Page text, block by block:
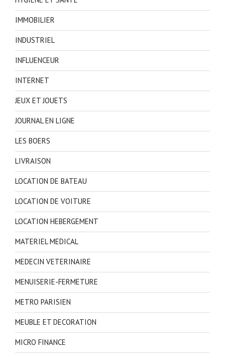
IMMOBILIER
INDUSTRIEL
INFLUENCEUR
INTERNET
JEUX ET JOUETS
JOURNAL EN LIGNE
LES BOERS
LIVRAISON
LOCATION DE BATEAU
LOCATION DE VOITURE
LOCATION HEBERGEMENT
MATERIEL MEDICAL
MEDECIN VETERINAIRE
MENUISERIE-FERMETURE
METRO PARISIEN
MEUBLE ET DECORATION
MICRO FINANCE